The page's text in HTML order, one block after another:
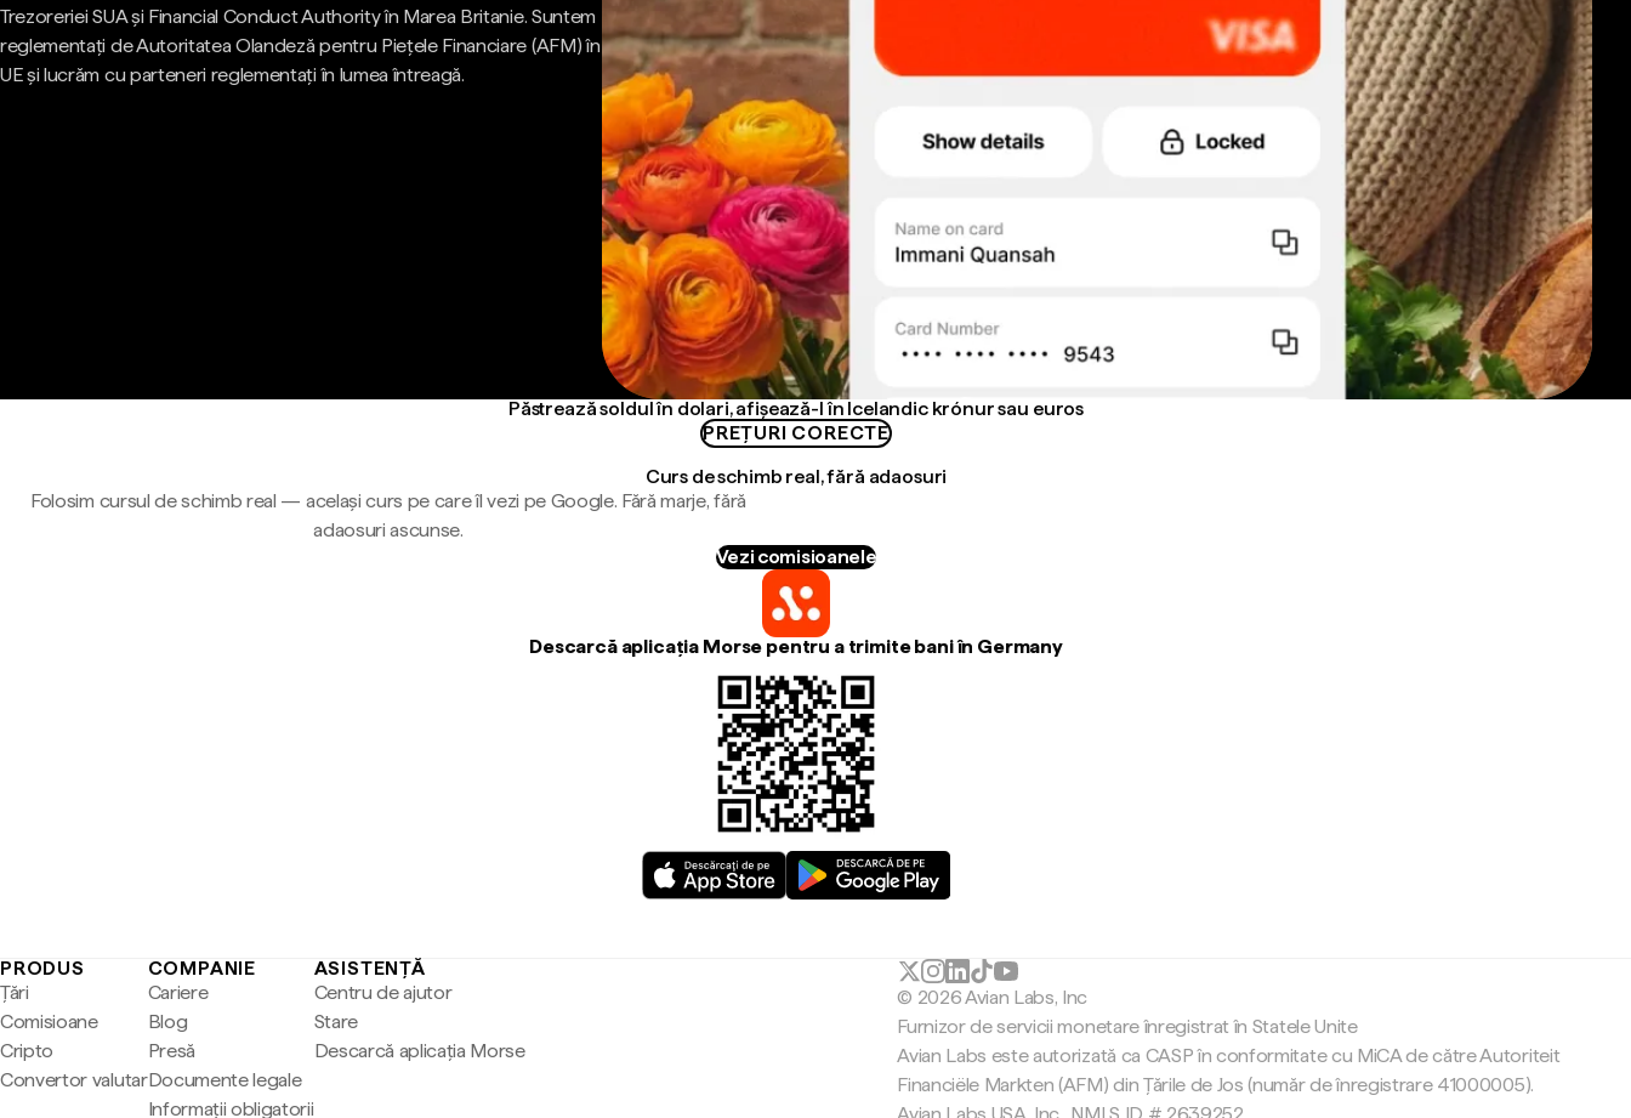
Trezoreriei SUA și Financial Conduct Authority în Marea Britanie. Suntem
reglementați de Autoritatea Olandeză pentru Piețele Financiare (AFM) în
UE și lucrăm cu parteneri reglementați în lumea întreagă.
Păstrează soldul în dolari, afișează-l în Icelandic krónur sau euros
PREȚURI CORECTE
Curs de schimb real, fără adaosuri
Folosim cursul de schimb real — același curs pe care îl vezi pe Google. Fără marje, fără
adaosuri ascunse.
Vezi comisioanele
Descarcă aplicația Morse pentru a trimite bani în Germany
PRODUS
Țări
Comisioane
Cripto
Convertor valutar
COMPANIE
Cariere
Blog
Presă
Documente legale
Informații obligatorii
ASISTENȚĂ
Centru de ajutor
Stare
Descarcă aplicația Morse
© 2026 Avian Labs, Inc
Furnizor de servicii monetare înregistrat în Statele Unite
Avian Labs este autorizată ca CASP în conformitate cu MiCA de către Autoriteit
Financiële Markten (AFM) din Țările de Jos (număr de înregistrare 41000005).